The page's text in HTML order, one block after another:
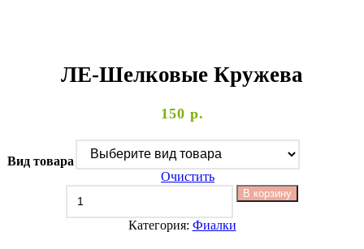
ЛЕ-Шелковые Кружева
150 р.
Вид товара
Очистить
В корзину
Категория: Фиалки